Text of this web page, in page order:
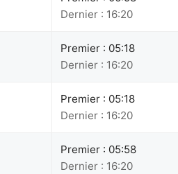
Dernier : 16:20
Premier : 05:18
Dernier : 16:20
Premier : 05:18
Dernier : 16:20
Premier : 05:58
Dernier : 16:20